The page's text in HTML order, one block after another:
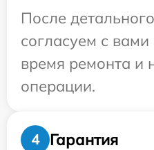
После
согласуем с вами
время ремонта и
операции.
4
Гарантия